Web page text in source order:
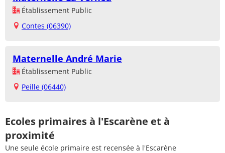
Établissement Public
Contes (06390)
Maternelle André Marie
Établissement Public
Peille (06440)
Ecoles primaires à l'Escarène et à
proximité
Une seule école primaire est recensée à l'Escarène